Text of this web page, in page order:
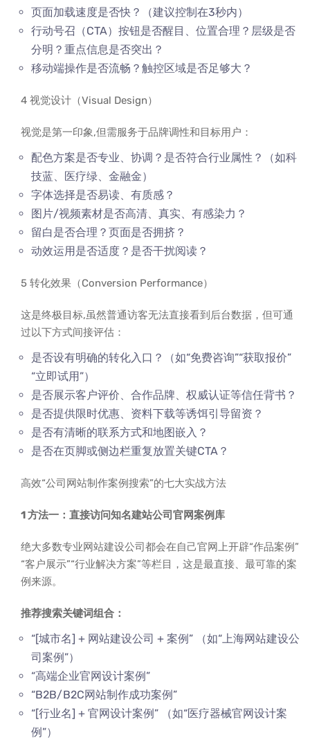
页面加载速度是否快？（建议控制在3秒内）
行动号召（CTA）按钮是否醒目、位置合理？层级是否
分明？重点信息是否突出？
移动端操作是否流畅？触控区域是否足够大？
4 视觉设计（Visual Design）
视觉是第一印象,但需服务于品牌调性和目标用户：
配色方案是否专业、协调？是否符合行业属性？（如科
技蓝、医疗绿、金融金）
字体选择是否易读、有质感？
图片/视频素材是否高清、真实、有感染力？
留白是否合理？页面是否拥挤？
动效运用是否适度？是否干扰阅读？
5 转化效果（Conversion Performance）
这是终极目标,虽然普通访客无法直接看到后台数据，但可通
过以下方式间接评估：
是否设有明确的转化入口？（如“免费咨询”“获取报价”
“立即试用”）
是否展示客户评价、合作品牌、权威认证等信任背书？
是否提供限时优惠、资料下载等诱饵引导留资？
是否有清晰的联系方式和地图嵌入？
是否在页脚或侧边栏重复放置关键CTA？
高效“公司网站制作案例搜索”的七大实战方法
1 方法一：直接访问知名建站公司官网案例库
绝大多数专业网站建设公司都会在自己官网上开辟“作品案例”
“客户展示”“行业解决方案”等栏目，这是最直接、最可靠的案
例来源。
推荐搜索关键词组合：
“[城市名] + 网站建设公司 + 案例” （如“上海网站建设公
司案例”）
“高端企业官网设计案例”
“B2B/B2C网站制作成功案例”
“[行业名] + 官网设计案例” （如“医疗器械官网设计案
例”）